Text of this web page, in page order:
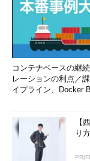
踏まえ、2016年6
を公表した。統一
るため、ボトムア
攻撃対策に力点を
は、サイバーセキ
庁だけでなく独立
攻撃の実被害を踏ま
にもかかわらず実
連絡体制の整備、
報を扱うところは
となどにも触れて
コンテナベースの継
レーションの利点／
イプライン、Docker
【
り